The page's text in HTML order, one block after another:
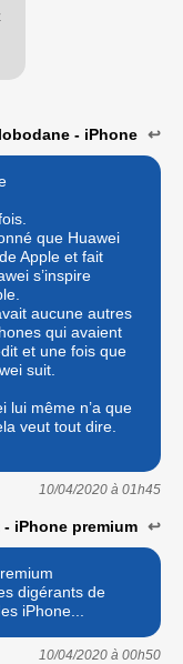
- iPhone ↩
que Huawei
Apple et fait
s’inspire
aucune autres
qui avaient
et une fois que
suit.
lui même n’a que
veut tout dire.
10/04/2020 à 01h45
- iPhone premium ↩
digérants de
iPhone...
10/04/2020 à 00h50